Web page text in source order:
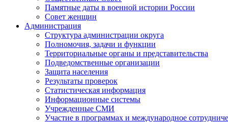
Памятные даты в военной истории России
Совет женщин
Администрация
Структура администрации округа
Полномочия, задачи и функции
Территориальные органы и представительства
Подведомственные организации
Защита населения
Результаты проверок
Статистическая информация
Информационные системы
Учрежденные СМИ
Участие в программах и международное